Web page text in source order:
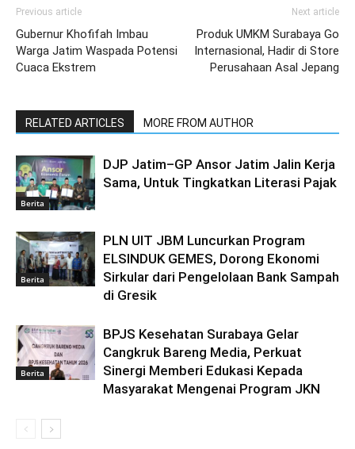
Previous article
Gubernur Khofifah Imbau
Warga Jatim Waspada Potensi
Cuaca Ekstrem
Next article
Produk UMKM Surabaya Go
Internasional, Hadir di Store
Perusahaan Asal Jepang
RELATED ARTICLES MORE FROM AUTHOR
Berita
DJP Jatim–GP Ansor Jatim Jalin Kerja
Sama, Untuk Tingkatkan Literasi Pajak
Berita
PLN UIT JBM Luncurkan Program
ELSINDUK GEMES, Dorong Ekonomi
Sirkular dari Pengelolaan Bank Sampah
di Gresik
Berita
BPJS Kesehatan Surabaya Gelar
Cangkruk Bareng Media, Perkuat
Sinergi Memberi Edukasi Kepada
Masyarakat Mengenai Program JKN